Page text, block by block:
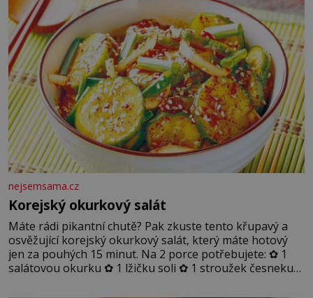
nejsemsama.cz
Korejský okurkový salát
Máte rádi pikantní chutě? Pak zkuste tento křupavý a
osvěžující korejský okurkový salát, který máte hotový
jen za pouhých 15 minut. Na 2 porce potřebujete: ✿ 1
salátovou okurku ✿ 1 lžičku soli ✿ 1 stroužek česneku